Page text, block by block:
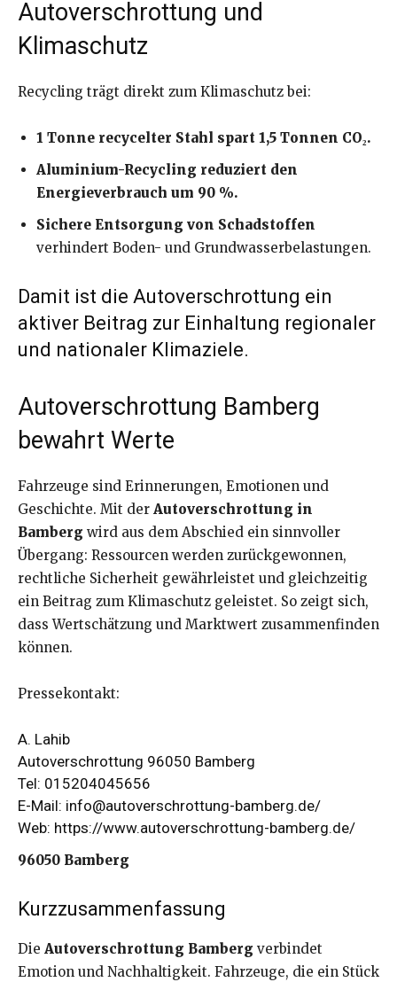
Autoverschrottung und
Klimaschutz
Recycling trägt direkt zum Klimaschutz bei:
1 Tonne recycelter Stahl spart 1,5 Tonnen CO₂.
Aluminium-Recycling reduziert den
Energieverbrauch um 90 %.
Sichere Entsorgung von Schadstoffen
verhindert Boden- und Grundwasserbelastungen.
Damit ist die Autoverschrottung ein
aktiver Beitrag zur Einhaltung regionaler
und nationaler Klimaziele.
Autoverschrottung Bamberg
bewahrt Werte
Fahrzeuge sind Erinnerungen, Emotionen und
Geschichte. Mit der Autoverschrottung in
Bamberg wird aus dem Abschied ein sinnvoller
Übergang: Ressourcen werden zurückgewonnen,
rechtliche Sicherheit gewährleistet und gleichzeitig
ein Beitrag zum Klimaschutz geleistet. So zeigt sich,
dass Wertschätzung und Marktwert zusammenfinden
können.
Pressekontakt:
A. Lahib
Autoverschrottung 96050 Bamberg
Tel: 015204045656
E-Mail: info@autoverschrottung-bamberg.de/
Web: https://www.autoverschrottung-bamberg.de/
96050 Bamberg
Kurzzusammenfassung
Die Autoverschrottung Bamberg verbindet
Emotion und Nachhaltigkeit. Fahrzeuge, die ein Stück